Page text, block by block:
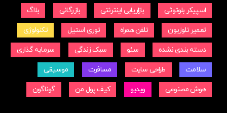
اسپیکر بلوتوثی بازاریابی اینترنتی بازرگانی بلاگ
تعمیر تلوزیون تلفن همراه توری استیل تکنولوژی
دسته بندی نشده سئو سبک زندگی سرمایه گذاری
سلامت طراحی سایت مسافرت موسیقی
هوش مصنوعی ویدیو کیف پول من گوناگون